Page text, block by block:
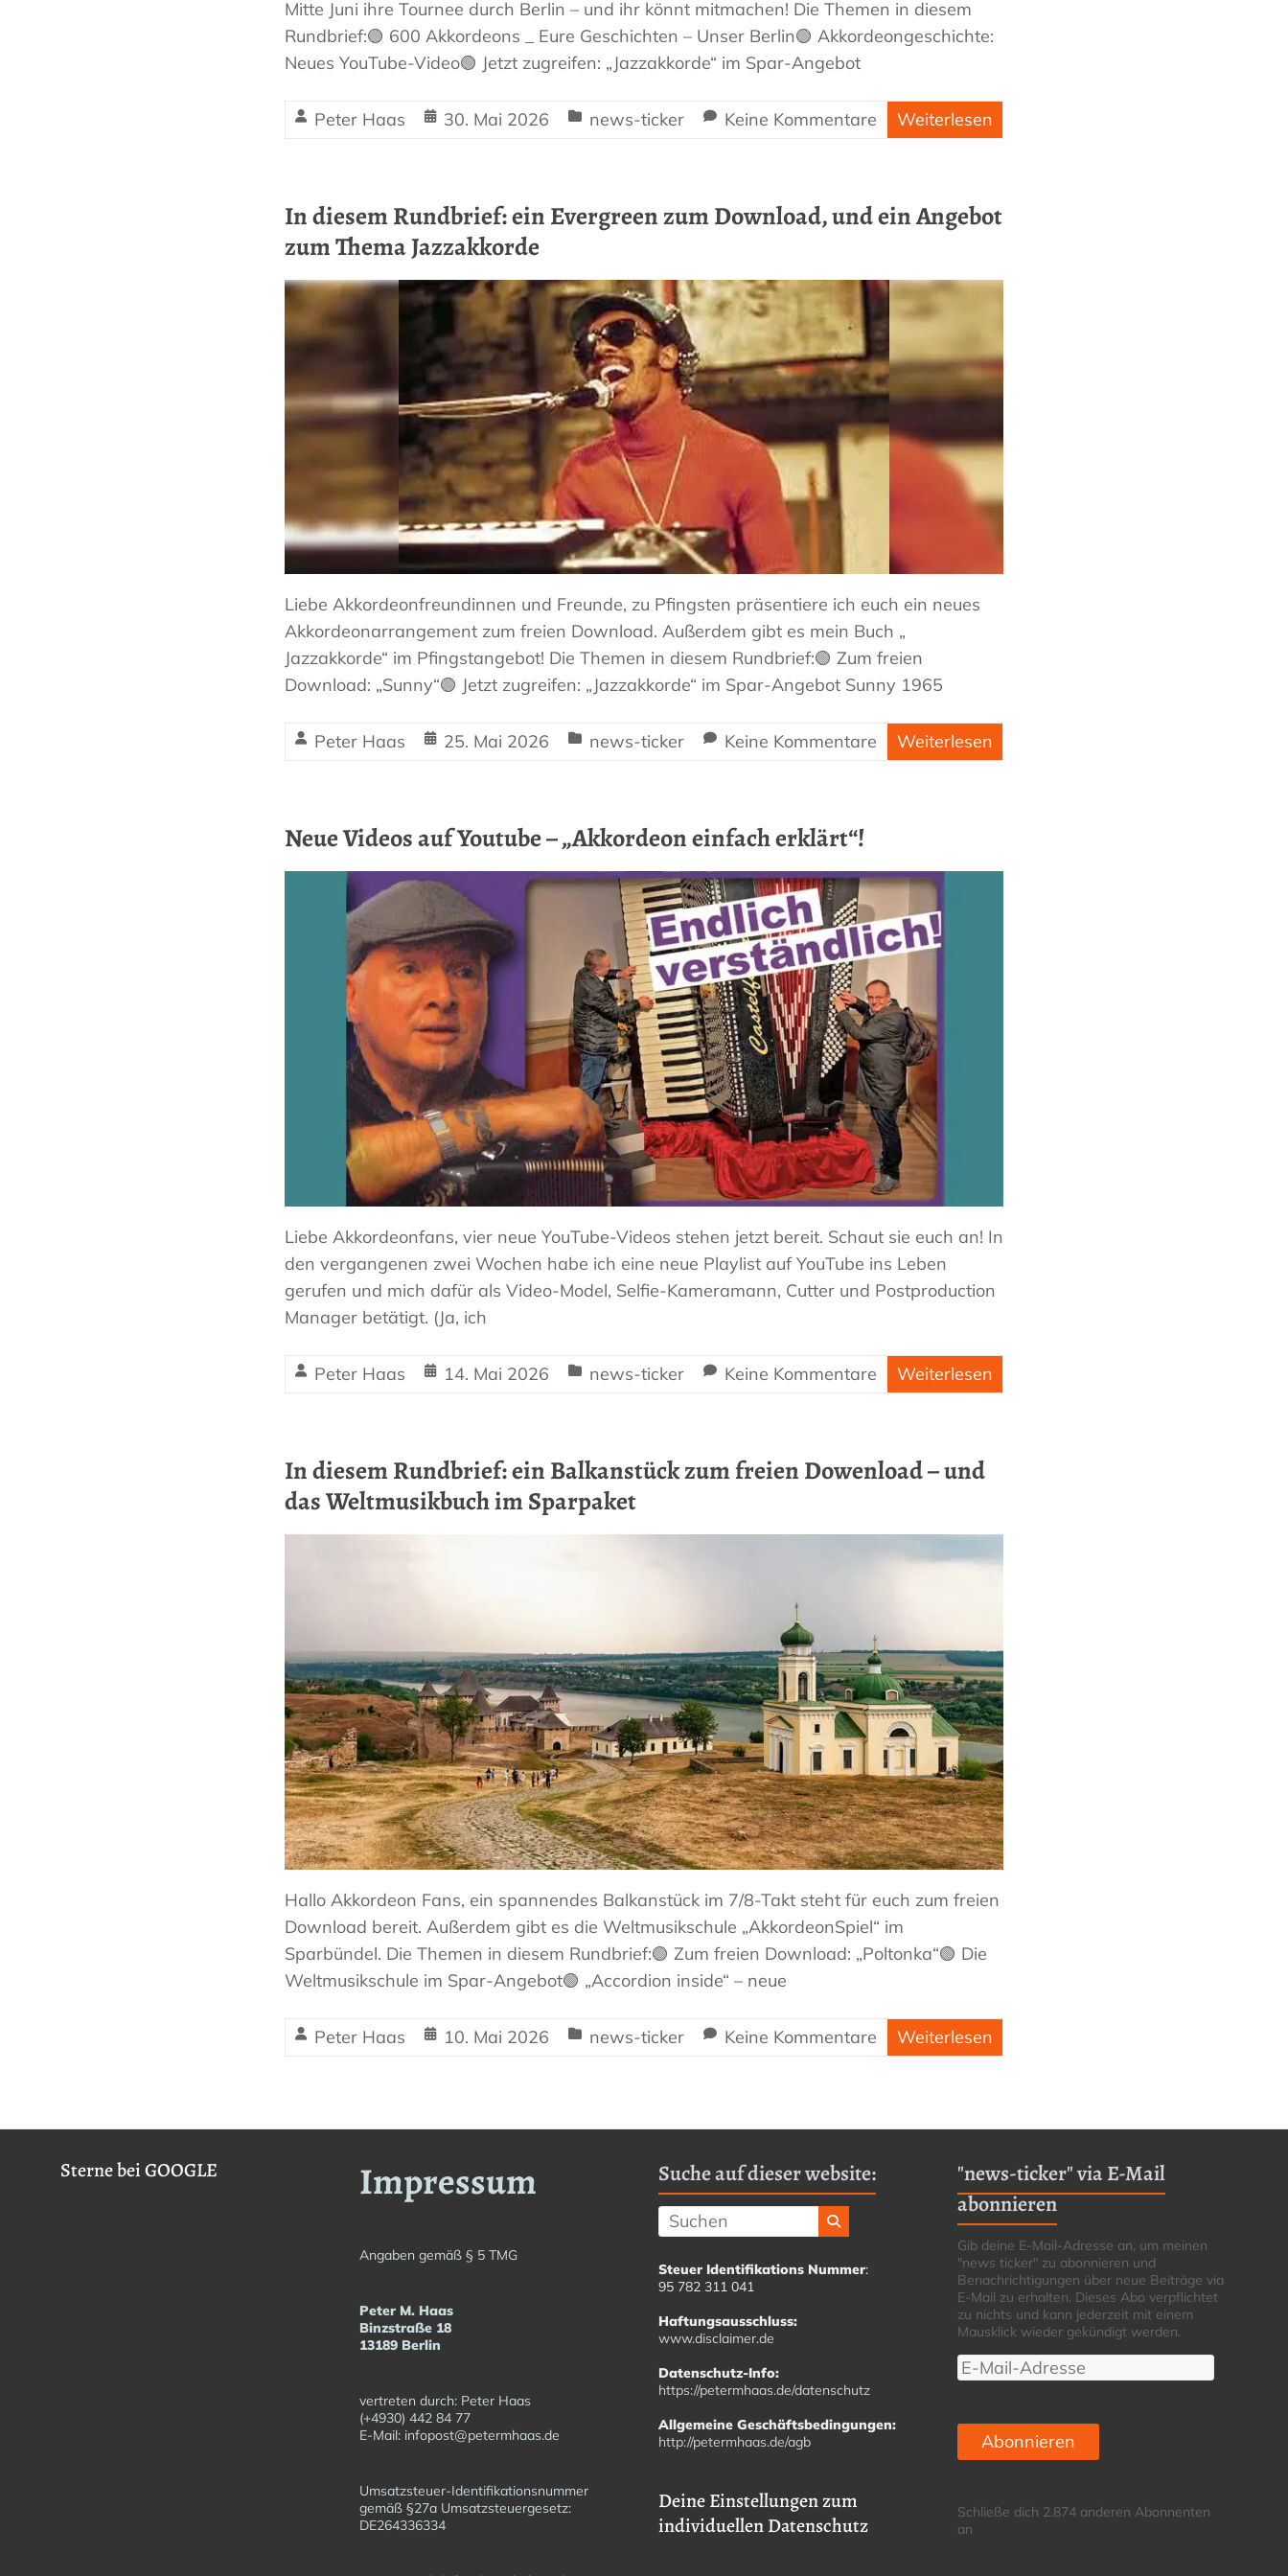
Mitte Juni ihre Tournee durch Berlin – und ihr könnt mitmachen! Die Themen in diesem
Rundbrief:🟢 600 Akkordeons _ Eure Geschichten – Unser Berlin🟢 Akkordeongeschichte:
Neues YouTube-Video🟢 Jetzt zugreifen: „Jazzakkorde“ im Spar-Angebot
Peter Haas 30. Mai 2026 news-ticker Keine Kommentare Weiterlesen
In diesem Rundbrief: ein Evergreen zum Download, und ein Angebot
zum Thema Jazzakkorde
Liebe Akkordeonfreundinnen und Freunde, zu Pfingsten präsentiere ich euch ein neues
Akkordeonarrangement zum freien Download. Außerdem gibt es mein Buch „
Jazzakkorde“ im Pfingstangebot! Die Themen in diesem Rundbrief:🟢 Zum freien
Download: „Sunny“🟢 Jetzt zugreifen: „Jazzakkorde“ im Spar-Angebot Sunny 1965
Peter Haas 25. Mai 2026 news-ticker Keine Kommentare Weiterlesen
Neue Videos auf Youtube – „Akkordeon einfach erklärt“!
Liebe Akkordeonfans, vier neue YouTube-Videos stehen jetzt bereit. Schaut sie euch an! In
den vergangenen zwei Wochen habe ich eine neue Playlist auf YouTube ins Leben
gerufen und mich dafür als Video-Model, Selfie-Kameramann, Cutter und Postproduction
Manager betätigt. (Ja, ich
Peter Haas 14. Mai 2026 news-ticker Keine Kommentare Weiterlesen
In diesem Rundbrief: ein Balkanstück zum freien Dowenload – und
das Weltmusikbuch im Sparpaket
Hallo Akkordeon Fans, ein spannendes Balkanstück im 7/8-Takt steht für euch zum freien
Download bereit. Außerdem gibt es die Weltmusikschule „AkkordeonSpiel“ im
Sparbündel. Die Themen in diesem Rundbrief:🟢 Zum freien Download: „Poltonka“🟢 Die
Weltmusikschule im Spar-Angebot🟢 „Accordion inside“ – neue
Peter Haas 10. Mai 2026 news-ticker Keine Kommentare Weiterlesen
Sterne bei GOOGLE Impressum
Angaben gemäß § 5 TMG
Peter M. Haas
Binzstraße 18
13189 Berlin
vertreten durch: Peter Haas
(+4930) 442 84 77
E-Mail: infopost@petermhaas.de
Umsatzsteuer-Identifikationsnummer
gemäß §27a Umsatzsteuergesetz:
DE264336334
Suche auf dieser website:
Steuer Identifikations Nummer:
95 782 311 041
Haftungsausschluss:
www.disclaimer.de
Datenschutz-Info:
https://petermhaas.de/datenschutz
Allgemeine Geschäftsbedingungen:
http://petermhaas.de/agb
Deine Einstellungen zum
individuellen Datenschutz
"news-ticker" via E-Mail
abonnieren
Gib deine E-Mail-Adresse an, um meinen
"news ticker" zu abonnieren und
Benachrichtigungen über neue Beiträge via
E-Mail zu erhalten. Dieses Abo verpflichtet
zu nichts und kann jederzeit mit einem
Mausklick wieder gekündigt werden.
E-
Mail-
Abonnieren
Schließe dich 2.874 anderen Abonnenten
an